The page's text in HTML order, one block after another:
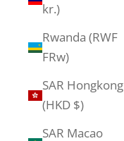
kr.)
Rwanda (RWF
FRw)
SAR Hongkong
(HKD $)
SAR Macao